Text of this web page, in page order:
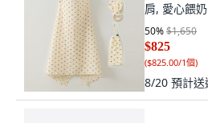
肩, 愛心餵
50%$1,650
$825
($825.00/1個)
8/20 預計送